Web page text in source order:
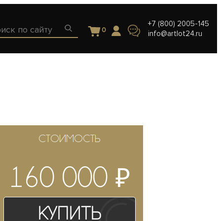
0
+7 (800) 2005-145
info@artlot24.ru
СТОИМОСТЬ
160 000 ₽
Купить